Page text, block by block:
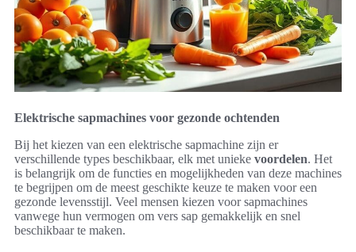
Elektrische sapmachines voor gezonde ochtenden
Bij het kiezen van een elektrische sapmachine zijn er
verschillende types beschikbaar, elk met unieke voordelen. Het
is belangrijk om de functies en mogelijkheden van deze machines
te begrijpen om de meest geschikte keuze te maken voor een
gezonde levensstijl. Veel mensen kiezen voor sapmachines
vanwege hun vermogen om vers sap gemakkelijk en snel
beschikbaar te maken.